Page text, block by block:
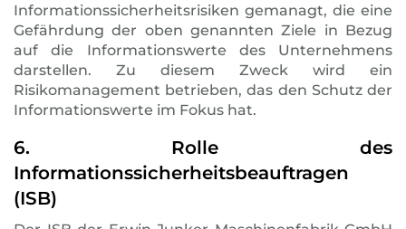
Informationssicherheitsrisiken gemanagt, die eine
Gefährdung der oben genannten Ziele in Bezug
auf die Informationswerte des Unternehmens
darstellen. Zu diesem Zweck wird ein
Risikomanagement betrieben, das den Schutz der
Informationswerte im Fokus hat.
6. Rolle des
Informationssicherheitsbeauftragen
(ISB)